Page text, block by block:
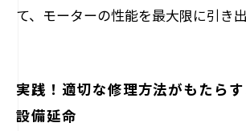
て、モーターの性能を最大限に引き
実践！適切な修理方法がもたら
設備延命